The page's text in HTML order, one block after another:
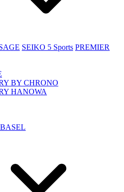
SEIKO 5 Sports PREMIER
BY CHRONO
HANOWA